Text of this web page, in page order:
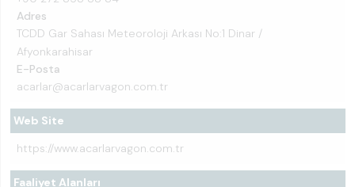
Adres
TCDD Gar Sahası Meteoroloji Arkası No:1 Dinar /
Afyonkarahisar
E-Posta
acarlar@acarlarvagon.com.tr
Web Site
https://www.acarlarvagon.com.tr
Faaliyet Alanları